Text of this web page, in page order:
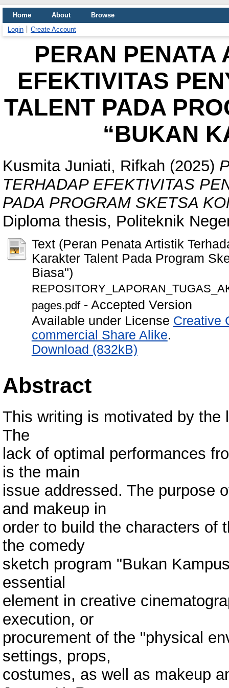
Home About
Browse
Login
Create Account
PERAN PENATA
EFEKTIVITAS
TALENT PADA
“BUKAN
Kusmita Juniati, Rifkah (2025)
TERHADAP EFEKTIVITAS
PADA PROGRAM SKETSA
Diploma thesis, Politeknik
Text (Peran Penata Artistik
Karakter Talent Pada Program
Biasa")
pages.pdf- Accepted Version
Available under License Creative
commercial Share Alike.
Download (832kB)
Abstract
This writing is motivated by
The
lack of optimal performances
is the main
issue addressed. The purpose
and makeup in
order to build the characters of
the comedy
sketch program "Bukan
essential
element in creative
execution, or
procurement of the "physical
settings, props,
costumes, as well as makeup